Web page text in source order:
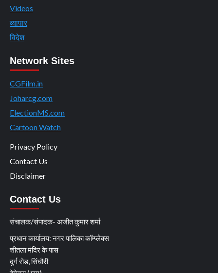
Videos
व्यापार
विदेश
Network Sites
CGFilm.in
Joharcg.com
ElectionMS.com
Cartoon Watch
Privacy Policy
Contact Us
Disclaimer
Contact Us
संचालक/संपादक- अजीत कुमार शर्मा
प्रधान कार्यालय: नगर पालिका कॉम्प्लेक्स
शीतला मंदिर के पास
दुर्ग रोड, सिंघौरी